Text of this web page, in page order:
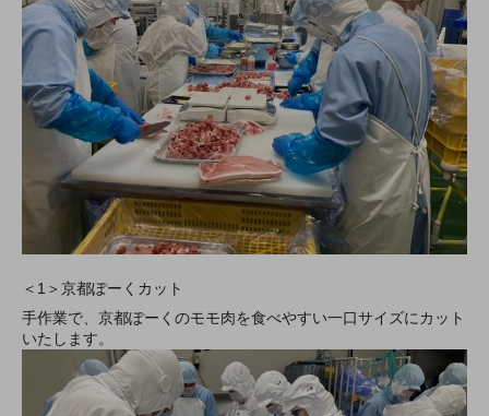
＜1＞京都ぽーくカット
手作業で、京都ぽーくのモモ肉を食べやすい一口サイズにカット
いたします。